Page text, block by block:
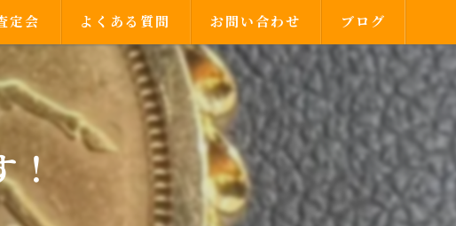
定会 よくある質問 お問い合わせ ブログ